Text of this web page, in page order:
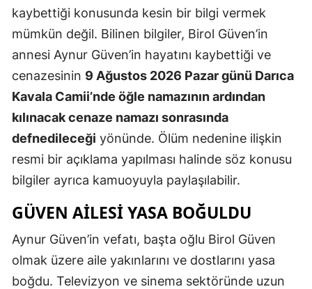
kaybettiği konusunda kesin bir bilgi vermek
mümkün değil. Bilinen bilgiler, Birol Güven’in
annesi Aynur Güven’in hayatını kaybettiği ve
cenazesinin 9 Ağustos 2026 Pazar günü Darıca
Kavala Camii’nde öğle namazının ardından
kılınacak cenaze namazı sonrasında
defnedileceği yönünde. Ölüm nedenine ilişkin
resmi bir açıklama yapılması halinde söz konusu
bilgiler ayrıca kamuoyuyla paylaşılabilir.
GÜVEN AİLESİ YASA BOĞULDU
Aynur Güven’in vefatı, başta oğlu Birol Güven
olmak üzere aile yakınlarını ve dostlarını yasa
boğdu. Televizyon ve sinema sektöründe uzun